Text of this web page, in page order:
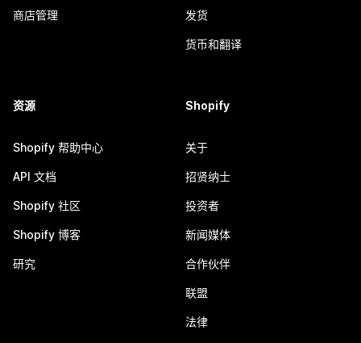
商店管理 发货
货币和翻译
资源
Shopify 帮助中心
API 文档
Shopify 社区
Shopify 博客
研究
Shopify
关于
招贤纳士
投资者
新闻媒体
合作伙伴
联盟
法律